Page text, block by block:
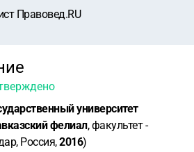
Правовед.RU
университет
фелиал, факультет -
Россия,2016)